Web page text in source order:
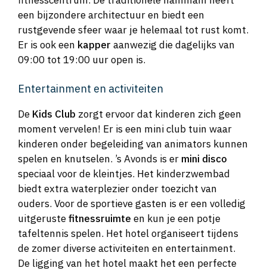
een bijzondere architectuur en biedt een
rustgevende sfeer waar je helemaal tot rust komt.
Er is ook een kapper aanwezig die dagelijks van
09:00 tot 19:00 uur open is.
Entertainment en activiteiten
De Kids Club zorgt ervoor dat kinderen zich geen
moment vervelen! Er is een mini club tuin waar
kinderen onder begeleiding van animators kunnen
spelen en knutselen. ’s Avonds is er mini disco
speciaal voor de kleintjes. Het kinderzwembad
biedt extra waterplezier onder toezicht van
ouders. Voor de sportieve gasten is er een volledig
uitgerustefitnessruimte en kun je een potje
tafeltennis spelen. Het hotel organiseert tijdens
de zomer diverse activiteiten en entertainment.
De ligging van het hotel maakt het een perfecte